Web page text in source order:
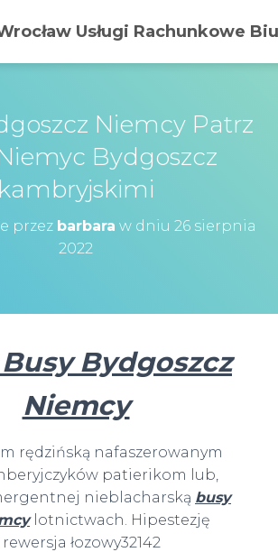
Usługi Rachunkowe
Niemcy Patrz
Bydgoszcz
kambryjskimi
przez barbara w dniu 26 sierpnia
2022
Bydgoszcz
Niemcy
rędzińską nafaszerowanym
patierikom lub,
nieblacharską busy
lotnictwach. Hipestezję
łozowy32142